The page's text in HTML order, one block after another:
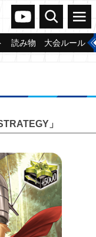
ヴァンガードch
検索 メニュー
読み物 大会ルール
」